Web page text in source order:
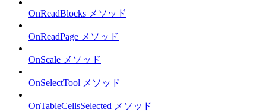
OnReadBlocks メソッド
OnReadPage メソッド
OnScale メソッド
OnSelectTool メソッド
OnTableCellsSelected メソッド